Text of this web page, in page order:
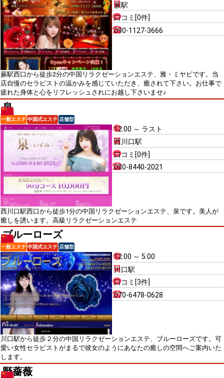
蕨駅
口コミ[0件]
090-1127-3666
蕨駅西口から徒歩2分の中国リラクゼーションエステ、雅・ミヤビです。当
店自慢のセラピストの温かみを感じていただき、癒されて下さい。お仕事で
疲れた身体と心をリフレッシュされにお越し下さいませ♪
泉
一般エステ 中国式エステ 店舗型
12:00 ～ ラスト
西川口駅
口コミ[0件]
080-8440-2021
西川口駅西口から徒歩1分の中国リラクゼーションエステ、泉です。美人が
癒しを誘います。高級リラクゼーションエステ
ブルーローズ
一般エステ 中国式エステ 店舗型
12:00 ～ 5:00
川口駅
口コミ[3件]
070-6478-0628
川口駅から徒歩２分の中国リラクゼーションエステ、ブルーローズです。可
愛い女性セラピストがまるで彼女のようにあなたの癒しの空間へご案内いた
します。
野薔薇